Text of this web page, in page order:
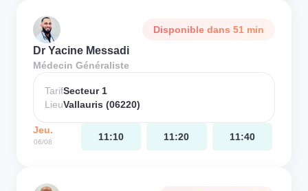
Disponible dans 51 min
Dr Yacine Messadi
Médecin Généraliste
TarifSecteur 1
LieuVallauris (06220)
Jeu.
06/08 11:10 11:20 11:40